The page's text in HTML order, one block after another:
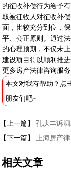
的征收补偿行为给予
取被征收人对征收补
面，比较充分到位，
平、公正原则。通过
的心理预期，不仅未
建设项目得以顺利推
更多房产法律咨询服
本文对我有帮助？点
朋友们吧~
【上一篇】
孔庆丰诉
【下一篇】
上海房产
相关文章